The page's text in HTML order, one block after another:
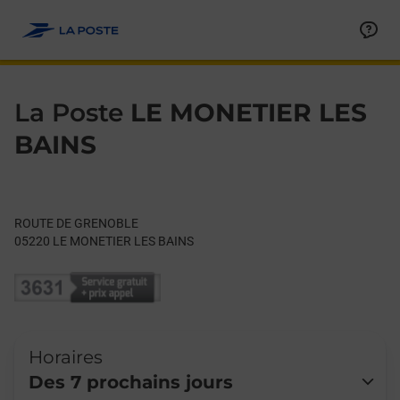
La Poste LE MONETIER LES
BAINS
ROUTE DE GRENOBLE
05220 LE MONETIER LES BAINS
Horaires
Des 7 prochains jours